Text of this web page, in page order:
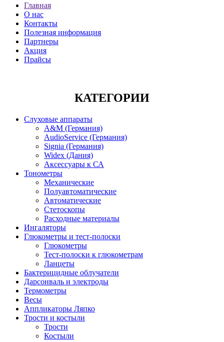
Главная
О нас
Контакты
Полезная информация
Партнеры
Акция
Прайсы
КАТЕГОРИИ
Слуховые аппараты
A&M (Германия)
AudioService (Германия)
Signia (Германия)
Widex (Дания)
Аксессуары к СА
Тонометры
Механические
Полуавтоматические
Автоматические
Стетоскопы
Расходные материалы
Ингаляторы
Глюкометры и тест-полоски
Глюкометры
Тест-полоски к глюкометрам
Ланцеты
Бактерицидные облучатели
Дарсонваль и электроды
Термометры
Весы
Аппликаторы Ляпко
Трости и костыли
Трости
Костыли